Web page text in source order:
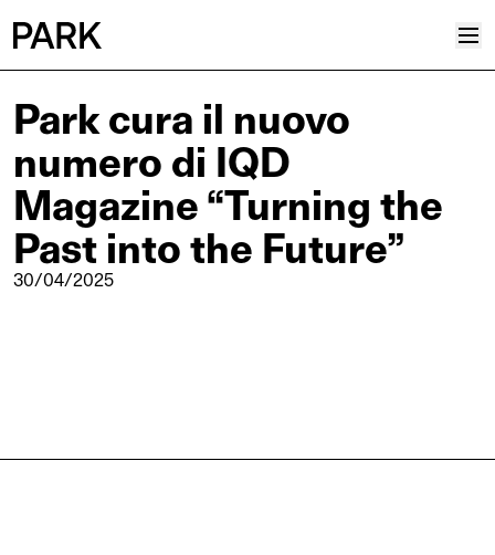
Progetti
Plus
Hub
Reinventing Heritage
Collettivo
Italiano
Park cura il nuovo
numero di IQD
Magazine “Turning the
Past into the Future”
30/04/2025